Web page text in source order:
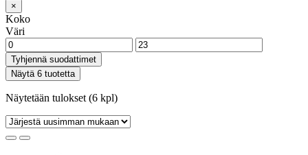
×
Koko
Väri
Tyhjennä suodattimet
Näytä 6 tuotetta
Näytetään tulokset (6 kpl)